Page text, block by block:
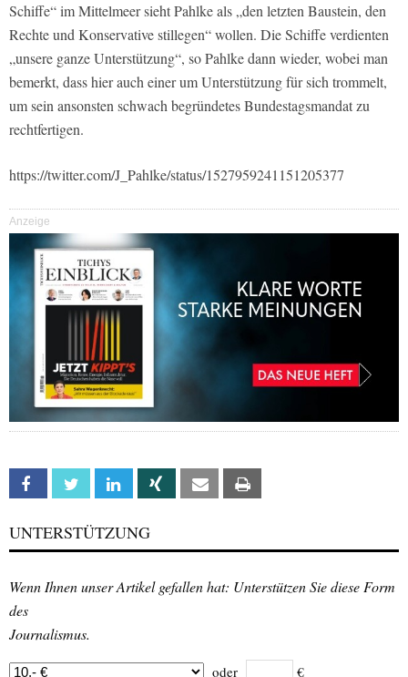
Schiffe“ im Mittelmeer sieht Pahlke als „den letzten Baustein, den
Rechte und Konservative stillegen“ wollen. Die Schiffe verdienten
„unsere ganze Unterstützung“, so Pahlke dann wieder, wobei man
bemerkt, dass hier auch einer um Unterstützung für sich trommelt,
um sein ansonsten schwach begründetes Bundestagsmandat zu
rechtfertigen.
https://twitter.com/J_Pahlke/status/1527959241151205377
Anzeige
Facebook Twitter Linkedin Xing Email
UNTERSTÜTZUNG
Wenn Ihnen unser Artikel gefallen hat: Unterstützen Sie diese Form
des
Journalismus.
oder €